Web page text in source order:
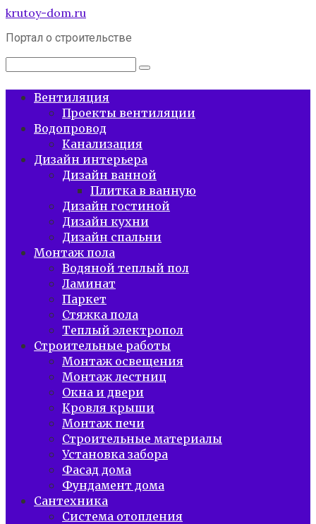
Перейти
контенту
krutoy-dom.ru
Портал о строительстве
Поиск:
Вентиляция
Проекты вентиляции
Водопровод
Канализация
Дизайн интерьера
Дизайн ванной
Плитка в ванную
Дизайн гостиной
Дизайн кухни
Дизайн спальни
Монтаж пола
Водяной теплый пол
Ламинат
Паркет
Стяжка пола
Теплый электропол
Строительные работы
Монтаж освещения
Монтаж лестниц
Окна и двери
Кровля крыши
Монтаж печи
Строительные материалы
Установка забора
Фасад дома
Фундамент дома
Сантехника
Система отопления